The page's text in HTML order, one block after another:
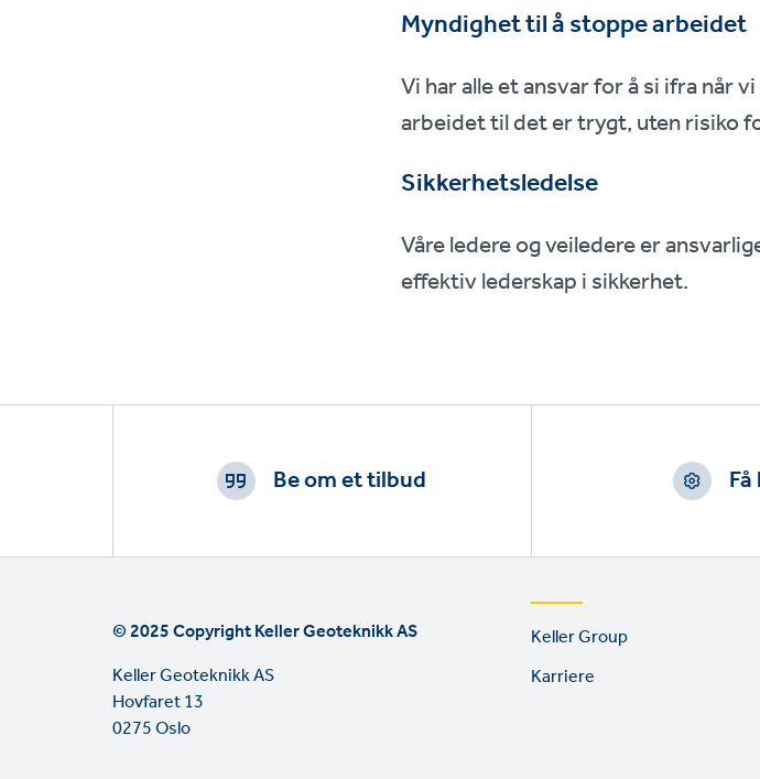
Myndighet til å stoppe arbeidet
Vi har alle et ansvar for å si ifra når
arbeidet til det er trygt, uten risiko
Sikkerhetsledelse
Våre ledere og veiledere er
effektiv lederskap i sikkerhet.
Footer
Be om et tilbud
© 2025 Copyright Keller Geoteknikk AS
Keller Geoteknikk AS
Hovfaret 13
0275 Oslo
Footer
Keller Group
Karriere